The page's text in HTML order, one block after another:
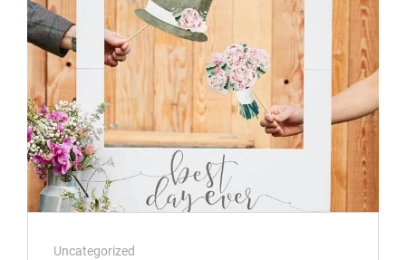
ZEELAND
Cat
Uncategorized